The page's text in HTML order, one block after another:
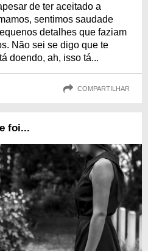
de ter aceitado a
sentimos saudade
detalhes que faziam
Não sei se digo que te
doendo, ah, isso tá...
COMPARTILHAR
foi...